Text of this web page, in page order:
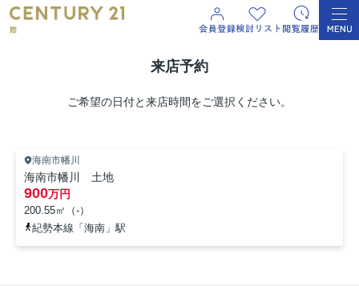
来店予約
ご希望の日付と来店時間をご選択ください。
海南市幡川
海南市幡川 土地
900万円
200.55㎡（-）
紀勢本線「海南」駅